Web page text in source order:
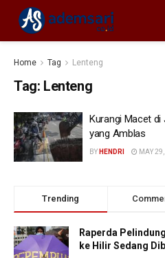
Home Tag Lenteng
Tag: Lenteng
Kurangi Macet di
yang Amblas
BY HENDRI MAY
Trending
Raperda
ke Hilir Sedang